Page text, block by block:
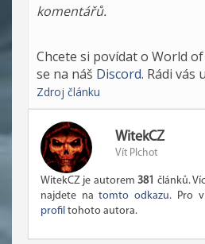
komentářů.
Chcete si povídat o World
se na náš Discord. Rádi vás
Zdroj článku
WitekCZ
Vít Plchot
WitekCZ je autorem381 článků.
najdete natomto odkazu. Pro
profil tohoto autora.